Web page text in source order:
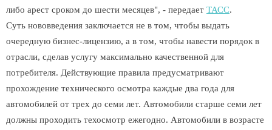
либо арест сроком до шести месяцев", - передает ТАСС.
Суть нововведения заключается не в том, чтобы выдать
очередную бизнес-лицензию, а в том, чтобы навести порядок в
отрасли, сделав услугу максимально качественной для
потребителя. Действующие правила предусматривают
прохождение технического осмотра каждые два года для
автомобилей от трех до семи лет. Автомобили старше семи лет
должны проходить техосмотр ежегодно. Автомобили в возрасте